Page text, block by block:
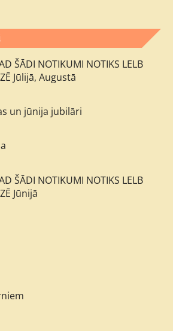
ŠĀDI NOTIKUMI NOTIKS LELB
Jūlijā, Augustā
un jūnija jubilāri
ŠĀDI NOTIKUMI NOTIKS LELB
Jūnijā